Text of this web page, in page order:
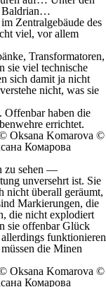
Baldrian…
Zentralgebäude des
viel, vor allem
Transformatoren,
sie viel technische
sich damit ja nicht
nicht, was sie
Offenbar haben die
errichtet.
zu sehen —
unversehrt ist. Sie
nicht überall geräumt,
Markierungen, die
die nicht explodiert
sie offenbar Glück
funktionieren
die Minen